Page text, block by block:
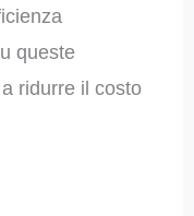
queste
ridurre il costo